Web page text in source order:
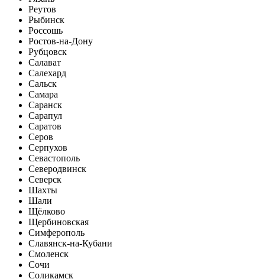
Реутов
Рыбинск
Россошь
Ростов-на-Дону
Рубцовск
Салават
Салехард
Сальск
Самара
Саранск
Сарапул
Саратов
Серов
Серпухов
Севастополь
Северодвинск
Северск
Шахты
Шали
Щёлково
Щербиновская
Симферополь
Славянск-на-Кубани
Смоленск
Сочи
Соликамск